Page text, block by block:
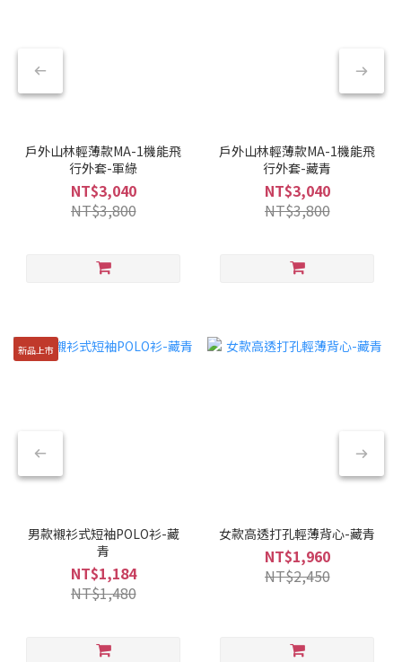
戶外山林輕薄款MA-1機能飛
行外套-軍綠
NT$3,040
NT$3,800
戶外山林輕薄款MA-1機能飛
行外套-藏青
NT$3,040
NT$3,800
新品上市
男款襯衫式短袖POLO衫-藏
青
NT$1,184
NT$1,480
女款高透打孔輕薄背心-藏青
NT$1,960
NT$2,450